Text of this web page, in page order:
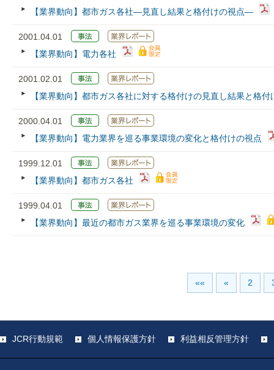
【業界動向】都市ガス各社―見直し結果と格付けの視点―
2001.04.01
【業界動向】電力各社
2001.02.01
【業界動向】都市ガス各社に対する格付けの見直し結果と格付
2000.04.01
【業界動向】電力業界を巡る事業環境の変化と格付けの視点
1999.12.01
【業界動向】都市ガス各社
1999.04.01
【業界動向】最近の都市ガス業界を巡る事業環境の変化
«« « 2
JCR行動規範 個人情報保護方針 利益相反管理方針